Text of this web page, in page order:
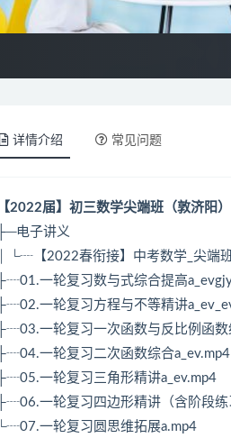
详情介绍 常见问题
【2022届】初三数学尖端班（敦济阳）
├─电子讲义
│ └┈【2022春衔接】中考数学_尖端
├┈01.一轮复习数与式综合提高
├┈02.一轮复习方程与不等精讲
├┈03.一轮复习一次函数与反比例函数
├┈04.一轮复习二次函数综合a_ev.mp4
├┈05.一轮复习三角形精讲a_ev.mp4
├┈06.一轮复习四边形精讲（含阶段练
└┈07.一轮复习圆思维拓展a.mp4